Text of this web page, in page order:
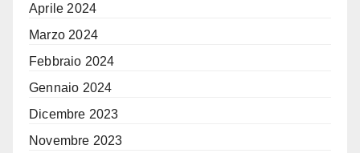
Aprile 2024
Marzo 2024
Febbraio 2024
Gennaio 2024
Dicembre 2023
Novembre 2023